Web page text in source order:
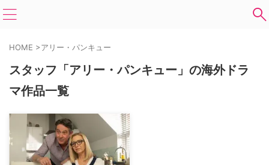
HOME >アリー・パンキュー
スタッフ「アリー・パンキュー」の海外ドラ
マ作品一覧